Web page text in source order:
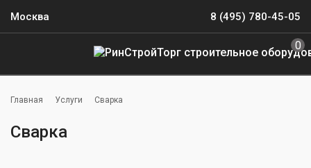
Москва 8 (495) 780-45-05
0
Главная Услуги Сварка
Сварка